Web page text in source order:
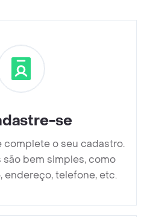
se
complete o seu cadastro.
bem simples, como
endereço, telefone, etc.